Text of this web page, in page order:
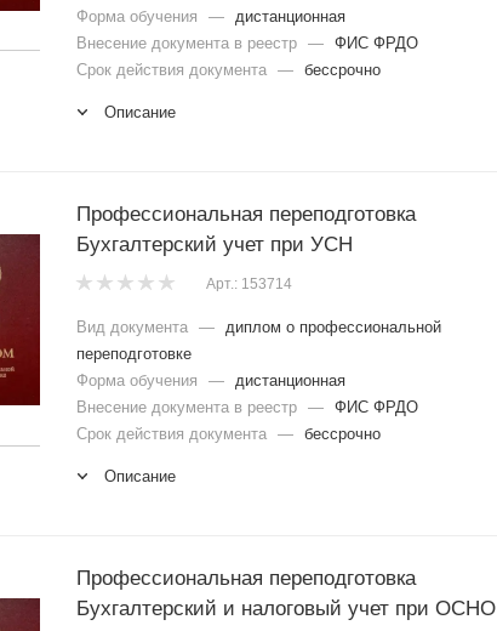
Форма обучения
—
дистанционная
Внесение документа в реестр — ФИС ФРДО
Срок действия документа — бессрочно
Описание
Профессиональная переподготовка
Бухгалтерский учет при УСН
Арт.: 153714
Вид документа — диплом о профессиональной
переподготовке
Форма обучения
— дистанционная
Внесение документа в реестр — ФИС ФРДО
Срок действия документа — бессрочно
Описание
Профессиональная переподготовка
Бухгалтерский и налоговый учет при ОСНО